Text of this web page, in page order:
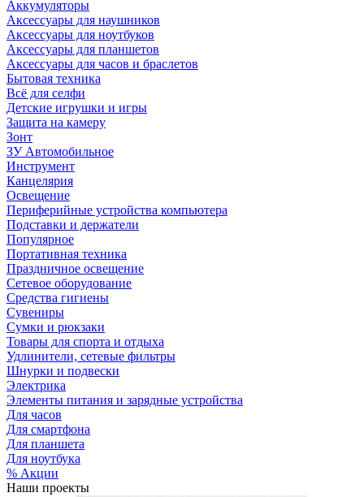
Аккумуляторы
Аксессуары для наушников
Аксессуары для ноутбуков
Аксессуары для планшетов
Аксессуары для часов и браслетов
Бытовая техника
Всё для селфи
Детские игрушки и игры
Защита на камеру
Зонт
ЗУ Автомобильное
Инструмент
Канцелярия
Освещение
Периферийные устройства компьютера
Подставки и держатели
Популярное
Портативная техника
Праздничное освещение
Сетевое оборудование
Средства гигиены
Сувениры
Сумки и рюкзаки
Товары для спорта и отдыха
Удлинители, сетевые фильтры
Шнурки и подвески
Электрика
Элементы питания и зарядные устройства
Для часов
Для смартфона
Для планшета
Для ноутбука
% Акции
Наши проекты